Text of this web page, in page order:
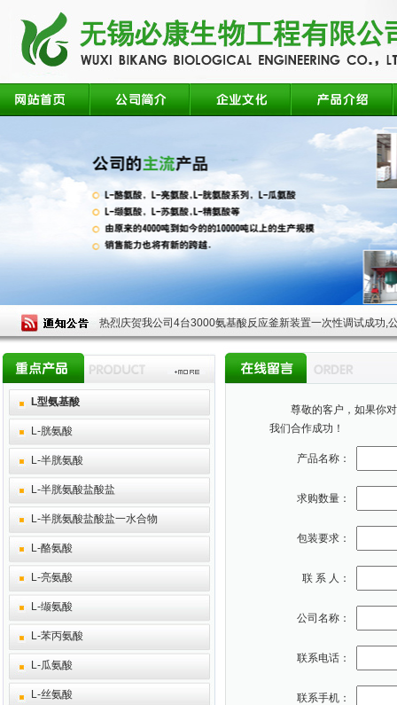
热烈庆贺我公司4台3000氨基酸反应釜新装置一次性调试成功,
L型氨基酸
L-胱氨酸
L-半胱氨酸
L-半胱氨酸盐酸盐
L-半胱氨酸盐酸盐一水合物
L-酪氨酸
L-亮氨酸
L-缬氨酸
L-苯丙氨酸
L-瓜氨酸
L-丝氨酸
尊敬的客户，如果你对
我们合作成功！
产品名称：
求购数量：
包装要求：
联 系 人：
公司名称：
联系电话：
联系手机：